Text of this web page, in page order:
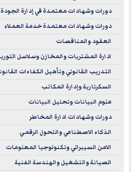
safety and health, and its
a benchmark for
across all sectors.
accredited programs cover a wide
focusing on globally recognized
occupational risk management
are delivered by highly
academic credentials and
international HSE organizations,
world-class training that
دورات وشهادات معتمدة في إدارة الجودة
دورات وشهادات معتمدة خدمة العملاء
العقود والمناقصات
ادارة المشتريات والمخازن وسلاسل
التدريب القانوني وتأهيل الكفاءات
السكرتارية وإدارة المكاتب
علوم البيانات وتحليل البيانات
دورات وشهادات ادارة المخاطر
الذكاء الاصطناعي والتحول الرقمي
الامن السيبراني وتكنولوجيا المعلومات
الصيانة والتشغيل والهندسة الفنية